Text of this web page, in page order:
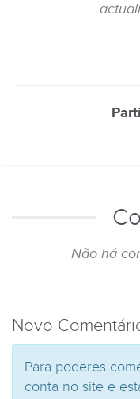
Não há
Novo
Para poderes
conta no site e